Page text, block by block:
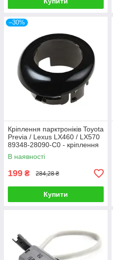
–30%
Кріплення парктроніків Toyota
Previa / Lexus LX460 / LX570
89348-28090-C0 - кріплення
датчика системи паркування
В наявності
199 ₴ 284,28 ₴
Купити